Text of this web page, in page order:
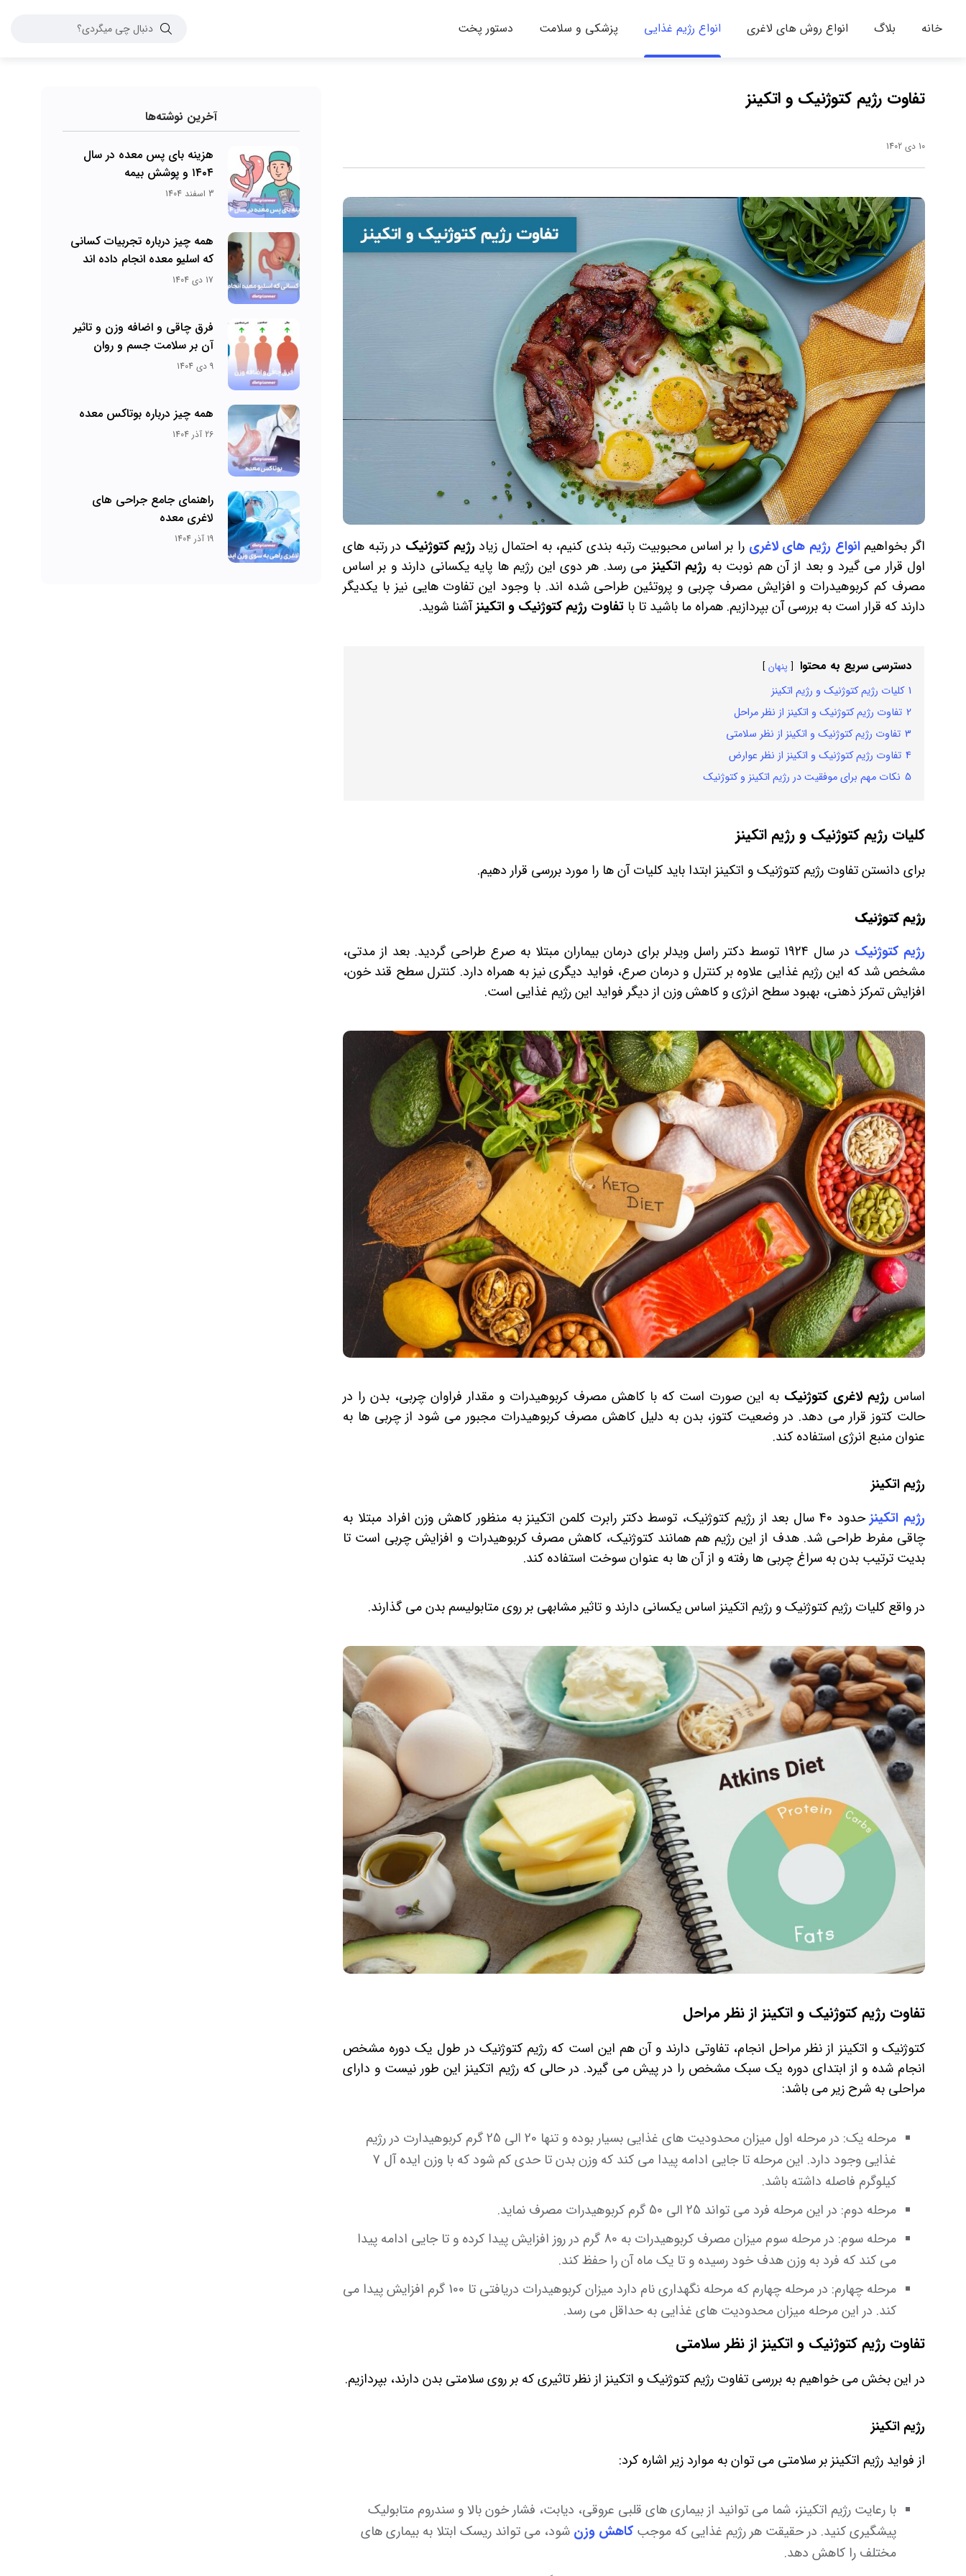
خانه بلاگ انواع روش های لاغری انواع رژیم غذایی پزشکی و سلامت دستور پخت
تفاوت رژیم کتوژنیک و اتکینز
10 دی 1402
اگر بخواهیم انواع رژیم های لاغری را بر اساس محبوبیت رتبه بندی کنیم، به احتمال زیاد رژیم کتوژنیک در رتبه های
اول قرار می گیرد و بعد از آن هم نوبت به رژیم اتکینز می رسد. هر دوی این رژیم ها پایه یکسانی دارند و بر اساس
مصرف کم کربوهیدرات و افزایش مصرف چربی و پروتئین طراحی شده اند. با وجود این تفاوت هایی نیز با یکدیگر
دارند که قرار است به بررسی آن بپردازیم. همراه ما باشید تا با تفاوت رژیم کتوژنیک و اتکینزآشنا شوید.
دسترسی سریع به محتوا پنهان
1 کلیات رژیم کتوژنیک و رژیم اتکینز
2 تفاوت رژیم کتوژنیک و اتکینز از نظر مراحل
3 تفاوت رژیم کتوژنیک و اتکینز از نظر سلامتی
4 تفاوت رژیم کتوژنیک و اتکینز از نظر عوارض
5 نکات مهم برای موفقیت در رژیم اتکینز و کتوژنیک
کلیات رژیم کتوژنیک و رژیم اتکینز
برای دانستن تفاوت رژیم کتوژنیک و اتکینز ابتدا باید کلیات آن ها را مورد بررسی قرار دهیم.
رژیم کتوژنیک
رژیم کتوژنیک
در سال 1924 توسط دکتر راسل ویدلر برای درمان بیماران مبتلا به صرع طراحی گردید. بعد از مدتی،
مشخص شد که این رژیم غذایی علاوه بر کنترل و درمان صرع، فواید دیگری نیز به همراه دارد. کنترل سطح قند خون،
افزایش تمرکز ذهنی، بهبود سطح انرژی و کاهش وزن از دیگر فواید این رژیم غذایی است.
اساس رژیم لاغری کتوژنیک به این صورت است که با کاهش مصرف کربوهیدرات و مقدار فراوان چربی، بدن را در
حالت کتوز قرار می دهد. در وضعیت کتوز، بدن به دلیل کاهش مصرف کربوهیدرات مجبور می شود از چربی ها به
عنوان منبع انرژی استفاده کند.
رژیم اتکینز
رژیم اتکینز
حدود 40 سال بعد از رژیم کتوژنیک، توسط دکتر رابرت کلمن اتکینز به منظور کاهش وزن افراد مبتلا به
چاقی مفرط طراحی شد. هدف از این رژیم هم همانند کتوژنیک، کاهش مصرف کربوهیدرات و افزایش چربی است تا
بدیت ترتیب بدن به سراغ چربی ها رفته و از آن ها به عنوان سوخت استفاده کند.
در واقع کلیات رژیم کتوژنیک و رژیم اتکینز اساس یکسانی دارند و تاثیر مشابهی بر روی متابولیسم بدن می گذارند.
تفاوت رژیم کتوژنیک و اتکینز از نظر مراحل
کتوژنیک و اتکینز از نظر مراحل انجام، تفاوتی دارند و آن هم این است که رژیم کتوژنیک در طول یک دوره مشخص
انجام شده و از ابتدای دوره یک سبک مشخص را در پیش می گیرد. در حالی که رژیم اتکینز این طور نیست و دارای
مراحلی به شرح زیر می باشد:
مرحله یک: در مرحله اول میزان محدودیت های غذایی بسیار بوده و تنها 20 الی 25 گرم کربوهیدارت در رژیم
غذایی وجود دارد. این مرحله تا جایی ادامه پیدا می کند که وزن بدن تا حدی کم شود که با وزن ایده آل 7
کیلوگرم فاصله داشته باشد.
مرحله دوم: در این مرحله فرد می تواند 25 الی 50 گرم کربوهیدرات مصرف نماید.
مرحله سوم: در مرحله سوم میزان مصرف کربوهیدرات به 80 گرم در روز افزایش پیدا کرده و تا جایی ادامه پیدا
می کند که فرد به وزن هدف خود رسیده و تا یک ماه آن را حفظ کند.
مرحله چهارم: در مرحله چهارم که مرحله نگهداری نام دارد میزان کربوهیدرات دریافتی تا 100 گرم افزایش پیدا می
کند. در این مرحله میزان محدودیت های غذایی به حداقل می رسد.
تفاوت رژیم کتوژنیک و اتکینز از نظر سلامتی
در این بخش می خواهیم به بررسی تفاوت رژیم کتوژنیک و اتکینز از نظر تاثیری که بر روی سلامتی بدن دارند، بپردازیم.
رژیم اتکینز
از فواید رژیم اتکینز بر سلامتی می توان به موارد زیر اشاره کرد:
با رعایت رژیم اتکینز، شما می توانید از بیماری های قلبی عروقی، دیابت، فشار خون بالا و سندروم متابولیک
پیشگیری کنید. در حقیقت هر رژیم غذایی که موجب کاهش وزن شود، می تواند ریسک ابتلا به بیماری های
مختلف را کاهش دهد.
آخرین نوشته‌ها
هزینه بای پس معده در سال
۱۴۰۴ و پوشش بیمه
3 اسفند 1404
همه چیز درباره تجربیات کسانی
که اسلیو معده انجام داده اند
17 دی 1404
فرق چاقی و اضافه وزن و تاثیر
آن بر سلامت جسم و روان
9 دی 1404
همه چیز درباره بوتاکس معده
26 آذر 1404
راهنمای جامع جراحی های
لاغری معده
19 آذر 1404